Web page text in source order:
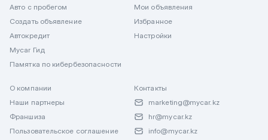
Авто с пробегом
Создать объявление
Автокредит
Mycar Гид
Памятка по кибербезопасности
Мои объявления
Избранное
Настройки
О компании
Наши партнеры
Франшиза
Пользовательское соглашение
Контакты
marketing@mycar.kz
hr@mycar.kz
info@mycar.kz